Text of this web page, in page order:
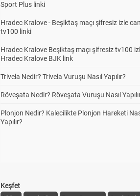
Sport Plus linki
Hradec Kralove - Beşiktaş maçı şifresiz izle
tv100 linki
Hradec Kralove Beşiktaş maçı şifresiz tv100
Hradec Kralove BJK link
Trivela Nedir? Trivela Vuruşu Nasıl Yapılır?
Röveşata Nedir? Röveşata Vuruşu Nasıl
Plonjon Nedir? Kalecilikte Plonjon Hareketi
Yapılır?
Keşfet